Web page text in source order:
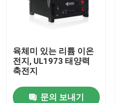
품질 관리
연락처
뉴스
육체미 있는 리튬 이온
전지, UL1973 태양력
축전지
문의 보내기